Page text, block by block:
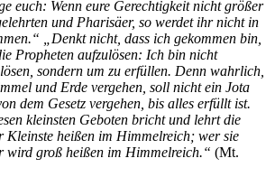
euch: Wenn eure Gerechtigkeit nicht größer
und Pharisäer, so werdet ihr nicht in
„Denkt nicht, dass ich gekommen bin,
Propheten aufzulösen: Ich bin nicht
sondern um zu erfüllen. Denn wahrlich,
und Erde vergehen, soll nicht ein Jota
dem Gesetz vergehen, bis alles erfüllt ist.
kleinsten Geboten bricht und lehrt die
Kleinste heißen im Himmelreich; wer sie
wird groß heißen im Himmelreich.“ (Mt.